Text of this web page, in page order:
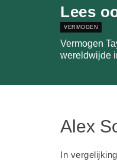
Lees
VERMOGEN
Vermogen
wereldwijde
Alex
In